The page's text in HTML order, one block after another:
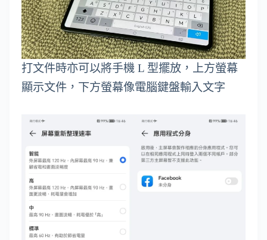
打文件時亦可以將手機 L 型擺放，上方螢幕
顯示文件，下方螢幕像電腦鍵盤輸入文字